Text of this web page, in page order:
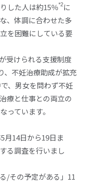
した人は約15％*2に
、体調に合わせた多
を困難にしている要
受けられる支援制度
、不妊治療助成が拡充
、男女を問わず不妊
療と仕事との両立の
っています。
5月14日から19日ま
る調査を行いまし
/その予定がある」 11